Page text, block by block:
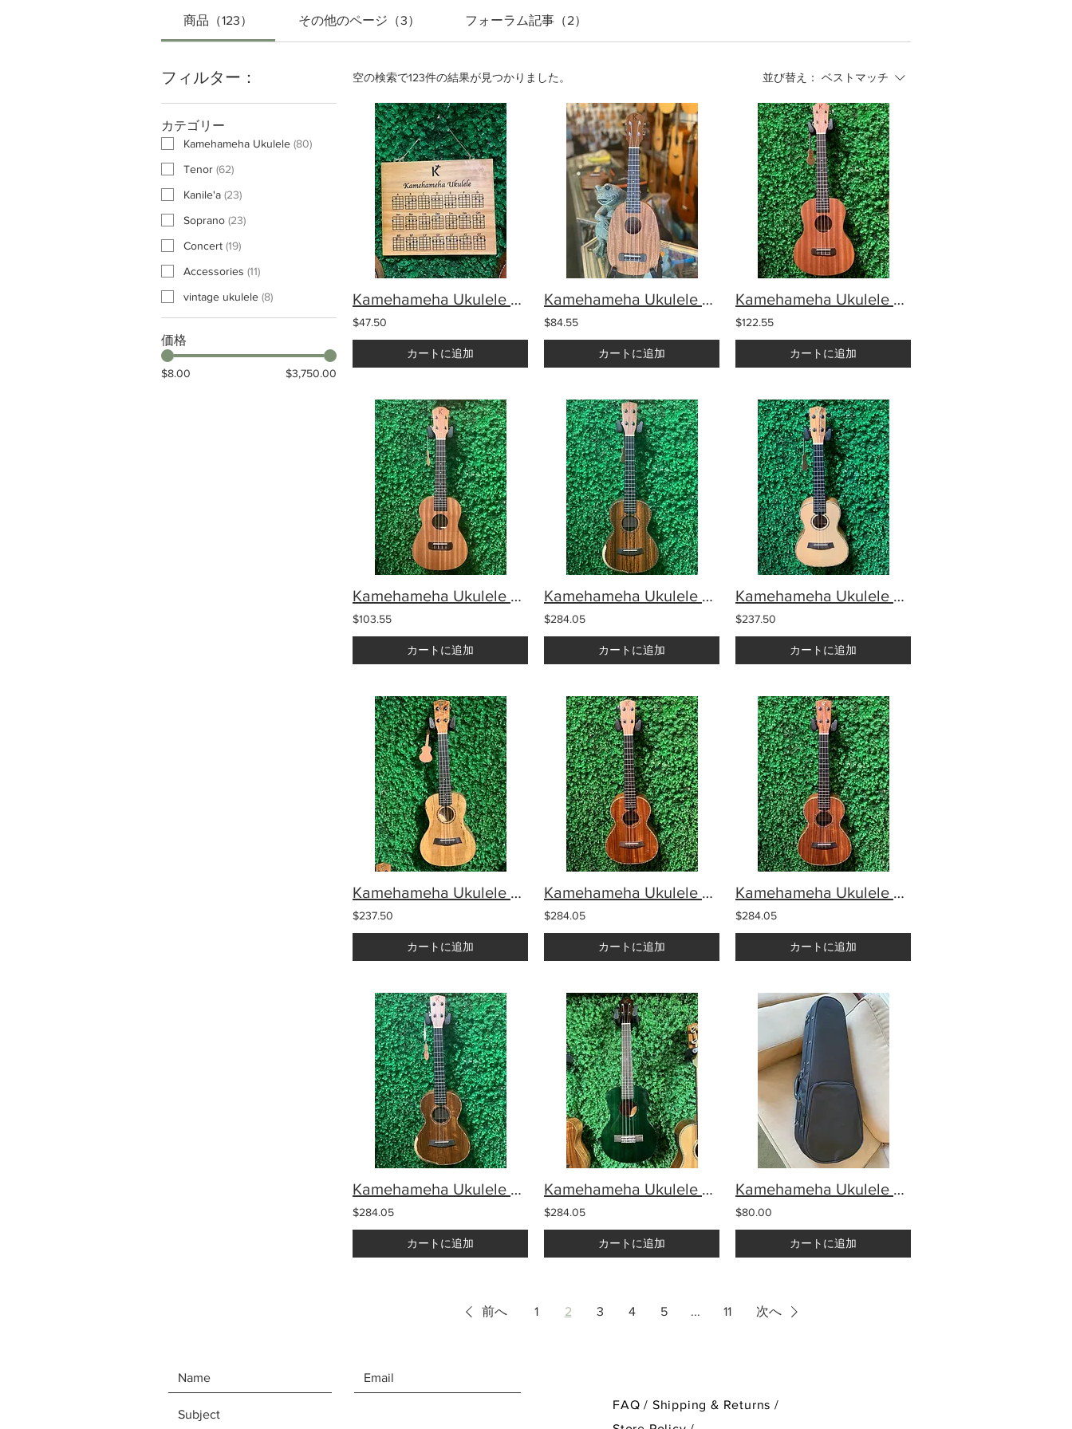
商品（123） その他のページ（3） フォーラム記事（2）
フィルター：
カテゴリー
Kamehameha Ukulele (80)
Tenor (62)
Kanile'a (23)
Soprano (23)
Concert (19)
Accessories (11)
vintage ukulele (8)
価格
$8.00 $3,750.00
空の検索で123件の結果が見つかりました。 並び替え： ベストマッチ
Kamehameha Ukulele chord chart solid wood pine wood
$47.50
カートに追加
Kamehameha Ukulele SP-10 Pineapple Soprano Mahogany
$84.55
カートに追加
Kamehameha Ukulele KT-10 Tenor Mahogany
$122.55
カートに追加
Kamehameha Ukulele KC-10 Concert Mahogany
$103.55
カートに追加
Kamehameha Ukulele MKT-26H Tenor Butterfly wood
$284.05
カートに追加
Kamehameha Ukulele KMC-23S Concert Spruce/Mango
$237.50
カートに追加
Kamehameha Ukulele KMC-18 Concert Spalted Maple Gloss
$237.50
カートに追加
Kamehameha Ukulele KMT-15 Natural Tenor Acacia wood
$284.05
カートに追加
Kamehameha Ukulele KMT-15G Gloss Tenor Acacia wood
$284.05
カートに追加
Kamehameha Ukulele MKT-20H Tenor Walnut wood Natural
$284.05
カートに追加
Kamehameha Ukulele KT-21 Tenor Solid Top Mahogany
$284.05
カートに追加
Kamehameha Ukulele Polyfoam Case black
$80.00
カートに追加
前へ 1 2 3 4 5 ... 11 次へ
FAQ / Shipping & Returns /